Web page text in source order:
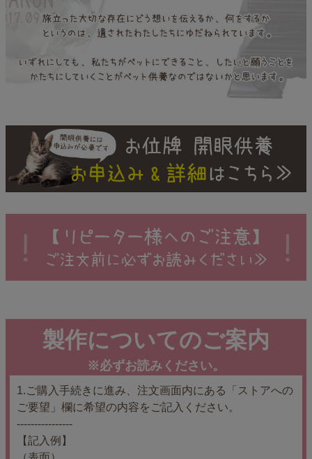
製作についてのご案内
※必ずお読みください。
1.ご購入手続きに進み、注文画面内にある「ストアへの
ご要望」欄に希望の内容をご記入ください。
----------------
【記入例】